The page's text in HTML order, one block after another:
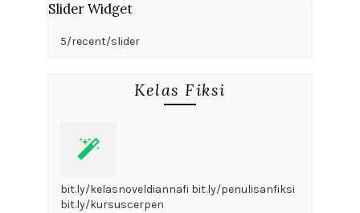
Slider Widget
5/recent/slider
Kelas Fiksi
bit.ly/kelasnoveldiannafi bit.ly/penulisanfiksi
bit.ly/kursuscerpen